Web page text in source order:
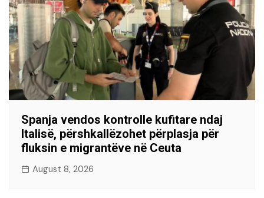
Spanja vendos kontrolle kufitare ndaj
Italisë, përshkallëzohet përplasja për
fluksin e migrantëve në Ceuta
August 8, 2026